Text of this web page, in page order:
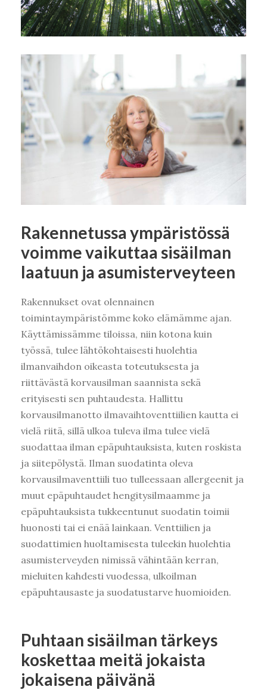
Rakennetussa ympäristössä
voimme vaikuttaa sisäilman
laatuun ja asumisterveyteen
Rakennukset ovat olennainen
toimintaympäristömme koko elämämme ajan.
Käyttämissämme tiloissa, niin kotona kuin
työssä, tulee lähtökohtaisesti huolehtia
ilmanvaihdon oikeasta toteutuksesta ja
riittävästä korvausilman saannista sekä
erityisesti sen puhtaudesta. Hallittu
korvausilmanotto ilmavaihtoventtiilien kautta ei
vielä riitä, sillä ulkoa tuleva ilma tulee vielä
suodattaa ilman epäpuhtauksista, kuten roskista
ja siitepölystä. Ilman suodatinta oleva
korvausilmaventtiili tuo tulleessaan allergeenit ja
muut epäpuhtaudet hengitysilmaamme ja
epäpuhtauksista tukkeentunut suodatin toimii
huonosti tai ei enää lainkaan. Venttiilien ja
suodattimien huoltamisesta tuleekin huolehtia
asumisterveyden nimissä vähintään kerran,
mieluiten kahdesti vuodessa, ulkoilman
epäpuhtausaste ja suodatustarve huomioiden.
Puhtaan sisäilman tärkeys
koskettaa meitä jokaista
jokaisena päivänä